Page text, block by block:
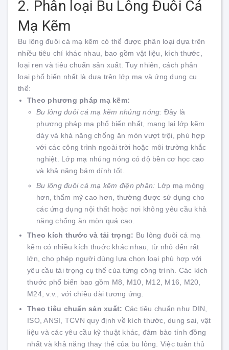
2. Phân loại Bu Lông Đuôi Cá
Mạ Kẽm
Bu lông đuôi cá mạ kẽm có thể được phân loại dựa trên
nhiều tiêu chí khác nhau, bao gồm vật liệu, kích thước,
loại ren và tiêu chuẩn sản xuất. Tuy nhiên, cách phân
loại phổ biến nhất là dựa trên lớp mạ và ứng dụng cụ
thể:
Theo phương pháp mạ kẽm:
Bu lông đuôi cá mạ kẽm nhúng nóng: Đây là
phương pháp mạ phổ biến nhất, mang lại lớp kẽm
dày và khả năng chống ăn mòn vượt trội, phù hợp
với các công trình ngoài trời hoặc môi trường khắc
nghiệt. Lớp mạ nhúng nóng có độ bền cơ học cao
và khả năng bám dính tốt.
Bu lông đuôi cá mạ kẽm điện phân: Lớp mạ mỏng
hơn, thẩm mỹ cao hơn, thường được sử dụng cho
các ứng dụng nội thất hoặc nơi không yêu cầu khả
năng chống ăn mòn quá cao.
Theo kích thước và tải trọng: Bu lông đuôi cá mạ
kẽm có nhiều kích thước khác nhau, từ nhỏ đến rất
lớn, cho phép người dùng lựa chọn loại phù hợp với
yêu cầu tải trọng cụ thể của từng công trình. Các kích
thước phổ biến bao gồm M8, M10, M12, M16, M20,
M24, v.v., với chiều dài tương ứng.
Theo tiêu chuẩn sản xuất: Các tiêu chuẩn như DIN,
ISO, ANSI, TCVN quy định về kích thước, dung sai, vật
liệu và các yêu cầu kỹ thuật khác, đảm bảo tính đồng
nhất và khả năng thay thế của bu lông. Việc tuân thủ